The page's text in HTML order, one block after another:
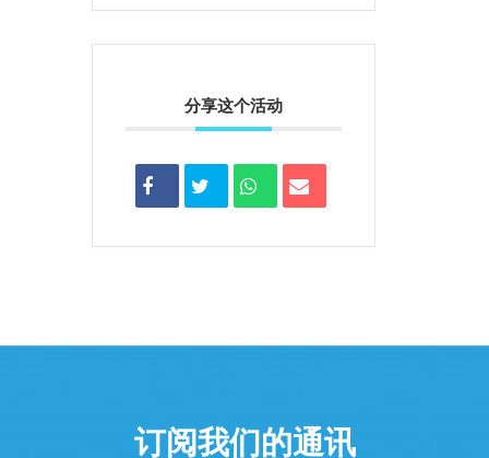
分享这个活动
订阅我们的通讯